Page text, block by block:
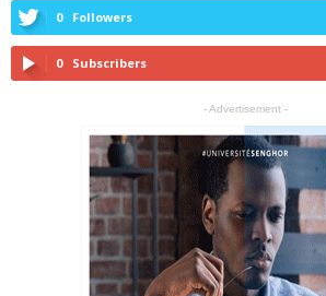
0 Followers
0 Subscribers
- Advertisement -